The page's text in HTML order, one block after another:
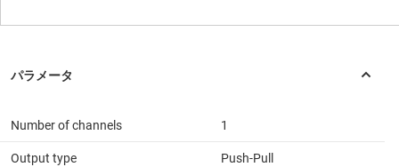
Number of channels 1
Output type Push-Pull